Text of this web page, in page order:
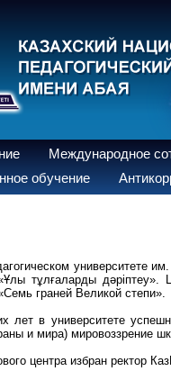
Международное
обучение
университете
тұлғаларды
граней Великой степи».
лет в университете
и мира) мировоззрение
центра избран ректор